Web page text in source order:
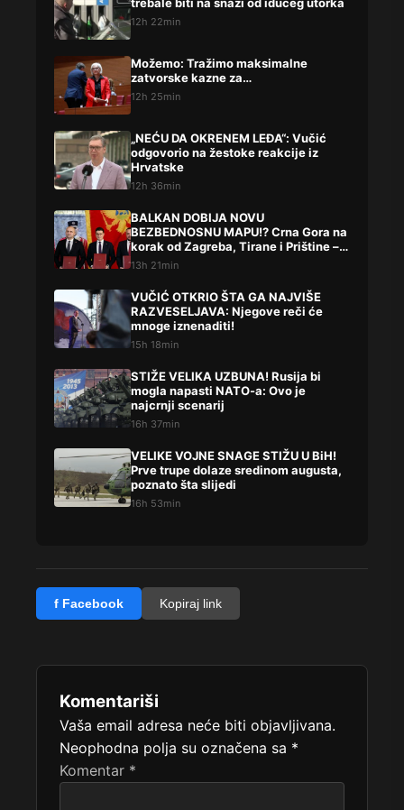
12h 22min
Možemo: Tražimo maksimalne
zatvorske kazne za…
12h 25min
„NEĆU DA OKRENEM LEĐA“: Vučić
odgovorio na žestoke reakcije iz
Hrvatske
12h 36min
BALKAN DOBIJA NOVU
BEZBEDNOSNU MAPU!? Crna Gora na
korak od Zagreba, Tirane i Prištine –
detalji koji su podigli prašinu
13h 21min
VUČIĆ OTKRIO ŠTA GA NAJVIŠE
RAZVESELJAVA: Njegove reči će
mnoge iznenaditi!
15h 18min
STIŽE VELIKA UZBUNA! Rusija bi
mogla napasti NATO-a: Ovo je
najcrnji scenarij
16h 37min
VELIKE VOJNE SNAGE STIŽU U BiH!
Prve trupe dolaze sredinom augusta,
poznato šta slijedi
16h 53min
f Facebook Kopiraj link
Komentariši
Vaša email adresa neće biti objavljivana.
Neophodna polja su označena sa *
Komentar *